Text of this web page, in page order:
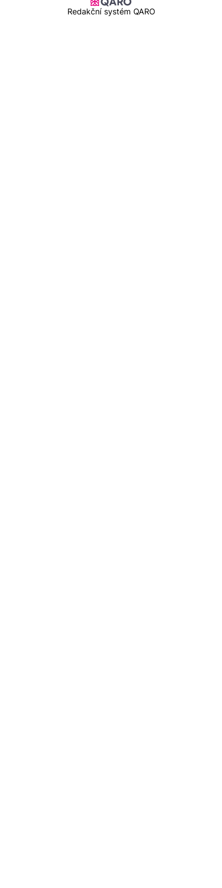
Redakční systém QARO